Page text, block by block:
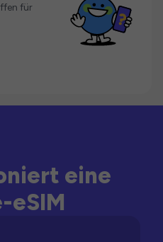
für
eine
eSIM